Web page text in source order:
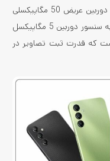
می‌کنه. دوربین اصلی این گوشی شامل یک دوربین عریض 50 مگاپیکسلی
با عملکرد قابل قبوله و علاوه بر اون مجهز به سنسور دوربین 5 مگاپیکسل
ماکرو است که قدرت ثبت تصاویر در